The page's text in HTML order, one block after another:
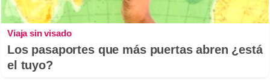
Viaja sin visado
Los pasaportes que más puertas abren ¿está
el tuyo?